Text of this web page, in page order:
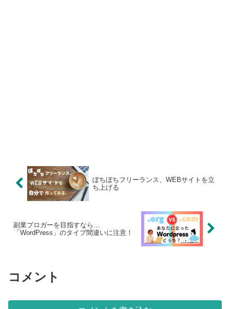
ぼちぼちフリーランス、WEBサイトを立
ち上げる
副業ブロガーを目指すなら…
「WordPress」のタイプ間違いに注意！
コメント